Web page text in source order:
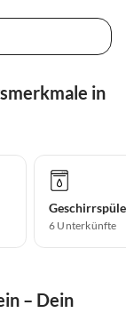
in
6 Unterkünfte
– Dein